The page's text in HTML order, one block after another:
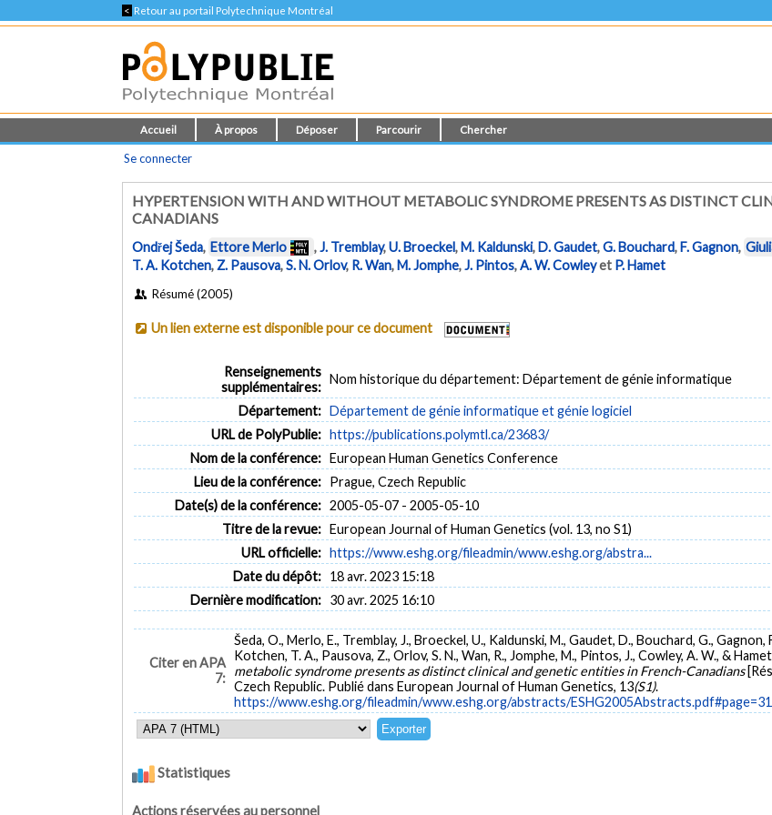
< Retour au portail Polytechnique Montréal
Accueil À propos Déposer Parcourir Chercher
Se connecter
HYPERTENSION WITH AND WITHOUT METABOLIC SYNDROME PRESENTS AS DISTINCT
CANADIANS
Ondřej Šeda, Ettore Merlo ,J. Tremblay,U. Broeckel,M. Kaldunski,D. Gaudet,G. Bouchard,F. Gagnon,
T. A. Kotchen, Z. Pausova,S. N. Orlov, R. Wan,M. Jomphe,J. Pintos,A. W. Cowleyet P. Hamet
Résumé (2005)
Un lien externe est disponible pour ce document
Renseignements
supplémentaires:
Nom historique du département: Département de génie informatique
Département: Département de génie informatique et génie logiciel
URL de PolyPublie: https://publications.polymtl.ca/23683/
Nom de la conférence: European Human Genetics Conference
Lieu de la conférence: Prague, Czech Republic
Date(s) de la conférence: 2005-05-07 - 2005-05-10
Titre de la revue: European Journal of Human Genetics (vol. 13, no S1)
URL officielle: https://www.eshg.org/fileadmin/www.eshg.org/abstra...
Date du dépôt: 18 avr. 2023 15:18
Dernière modification: 30 avr. 2025 16:10
Citer en APA
7:
Šeda, O., Merlo, E., Tremblay, J., Broeckel, U., Kaldunski, M., Gaudet, D., Bouchard, G.,
Kotchen, T. A., Pausova, Z., Orlov, S. N., Wan, R., Jomphe, M., Pintos, J., Cowley, A. W., &
metabolic syndrome presents as distinct clinical and genetic entities in French-Canadians
Czech Republic. Publié dans European Journal of Human Genetics, 13(S1).
https://www.eshg.org/fileadmin/www.eshg.org/abstracts/
Statistiques
Actions réservées au personnel